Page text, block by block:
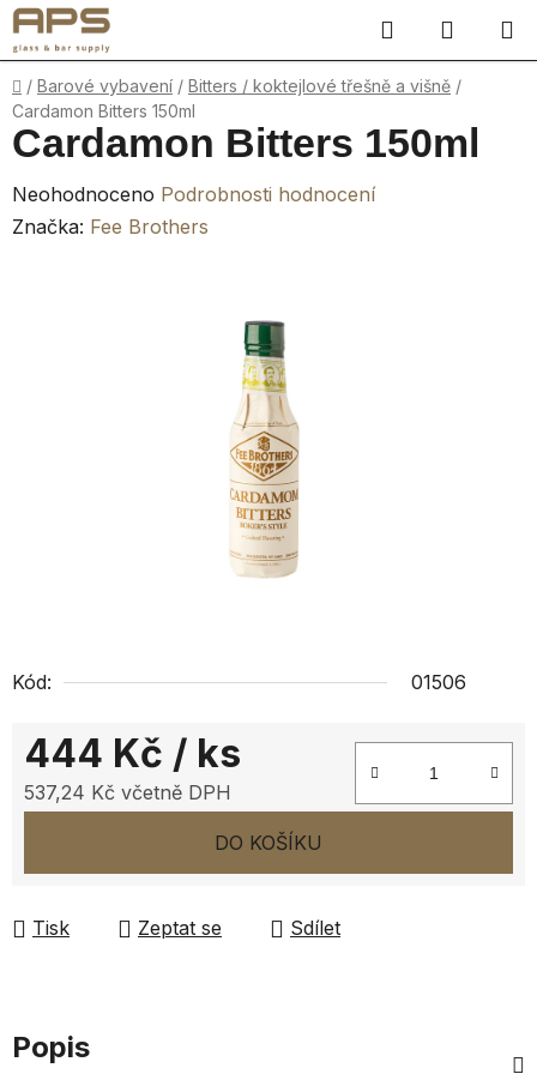
Přejít
na
obsah
Hledat
KOŠÍK
Domů
/ Barové vybavení / Bitters / koktejlové třešně a višně /
Cardamon Bitters 150ml
Kód: 01506
444 Kč / ks
537,24 Kč včetně DPH
DO KOŠÍKU
Tisk Zeptat se Sdílet
Cardamon Bitters 150ml
Průměrné
hodnocení
Neohodnoceno Podrobnosti hodnocení
Značka: Fee Brothers
Popis